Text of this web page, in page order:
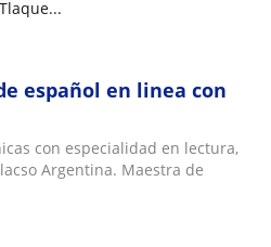
español en linea con
con especialidad en lectura,
Argentina. Maestra de